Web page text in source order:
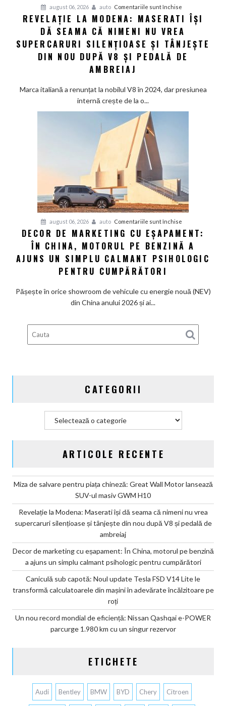
august 06, 2026 auto Comentariile sunt închise
Revelație
la
Modena:
Maserati
își
și
din
nou
după
și
pedală
de
ambreiaj
REVELAȚIE LA MODENA: MASERATI ÎȘI
DĂ SEAMA CĂ NIMENI NU VREA
SUPERCARURI SILENȚIOASE ȘI TÂNJEȘTE
DIN NOU DUPĂ V8 ȘI PEDALĂ DE
AMBREIAJ
Marca italiană a renunțat la nobilul V8 în 2024, dar presiunea
internă crește de la o...
august 06, 2026 auto Comentariile sunt închise
Decor
de
marketing
benzină
a
pentru
DECOR DE MARKETING CU EȘAPAMENT:
ÎN CHINA, MOTORUL PE BENZINĂ A
AJUNS UN SIMPLU CALMANT PSIHOLOGIC
PENTRU CUMPĂRĂTORI
Pășește în orice showroom de vehicule cu energie nouă (NEV)
din China anului 2026 și ai...
CATEGORII
ARTICOLE RECENTE
Miza de salvare pentru piața chineză: Great Wall Motor lansează
SUV-ul masiv GWM H10
Revelație la Modena: Maserati își dă seama că nimeni nu vrea
supercaruri silențioase și tânjește din nou după V8 și pedală de
ambreiaj
Decor de marketing cu eșapament: În China, motorul pe benzină
a ajuns un simplu calmant psihologic pentru cumpărători
Caniculă sub capotă: Noul update Tesla FSD V14 Lite le
transformă calculatoarele din mașini în adevărate încălzitoare pe
roți
Un nou record mondial de eficiență: Nissan Qashqai e-POWER
parcurge 1.980 km cu un singur rezervor
ETICHETE
Audi Bentley BMW BYD Chery Citroen